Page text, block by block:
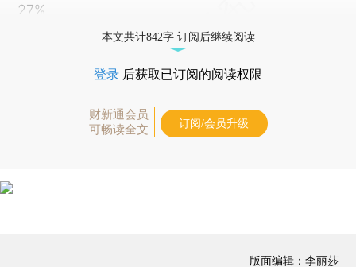
27%。
本文共计842字 订阅后继续阅读
登录 后获取已订阅的阅读权限
财新通会员
可畅读全文
订阅/会员升级
版面编辑：李丽莎